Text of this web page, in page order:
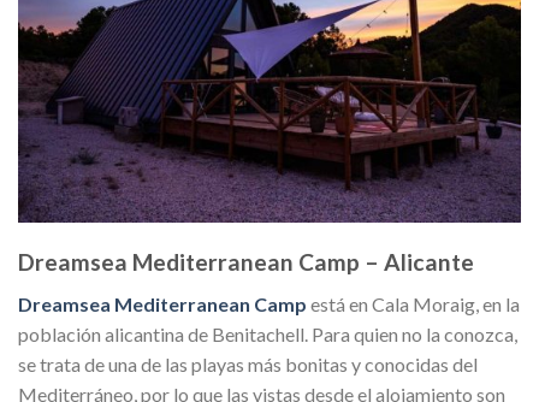
Dreamsea Mediterranean Camp – Alicante
Dreamsea Mediterranean Camp está en Cala Moraig, en la
población alicantina de Benitachell. Para quien no la conozca,
se trata de una de las playas más bonitas y conocidas del
Mediterráneo, por lo que las vistas desde el alojamiento son